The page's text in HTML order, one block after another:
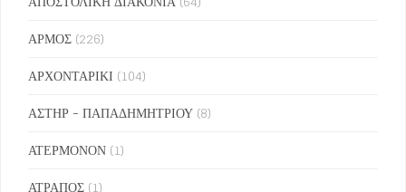
ΑΡΜΟΣ (226)
ΑΡΧΟΝΤΑΡΙΚΙ (104)
ΑΣΤΗΡ - ΠΑΠΑΔΗΜΗΤΡΙΟΥ (8)
ΑΤΕΡΜΟΝΟΝ (1)
ΑΤΡΑΠΟΣ (1)